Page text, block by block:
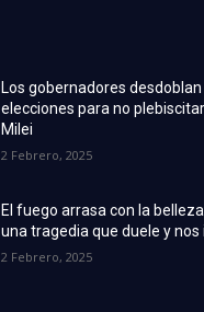
Los gobernadores desdoblan
elecciones para no
Milei
2 Febrero, 2025
El fuego arrasa con la
una tragedia que duele y nos
2 Febrero, 2025